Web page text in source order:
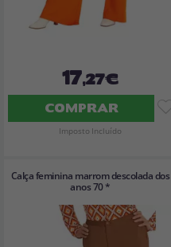
17,27€
COMPRAR
Imposto Incluído
Calça feminina marrom descolada dos
anos 70 *